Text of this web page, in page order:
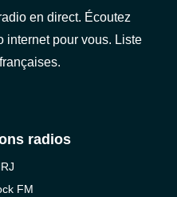
en direct. Écoutez
internet pour vous. Liste
radios
FM